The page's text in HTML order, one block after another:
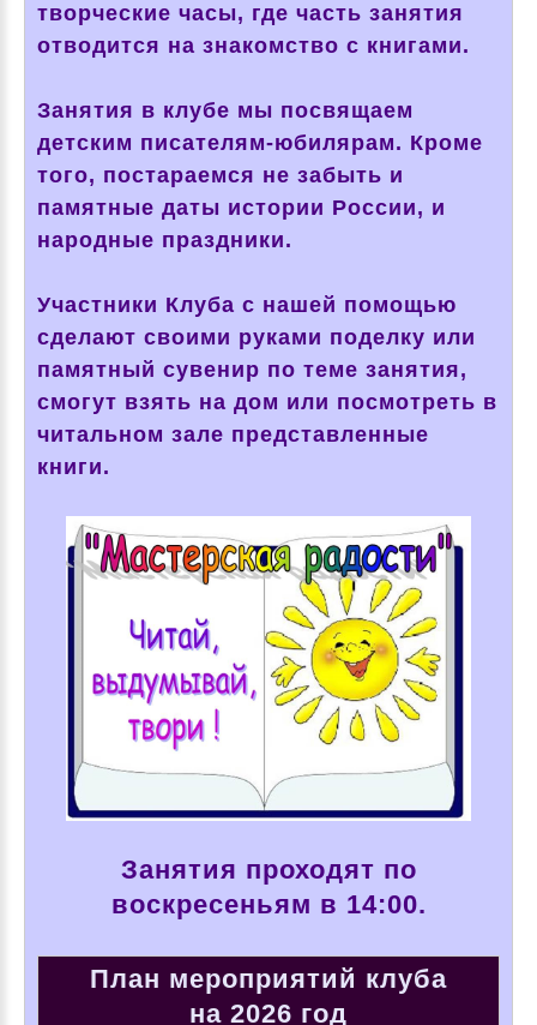
творческие часы, где часть занятия
отводится на знакомство с книгами.
Занятия в клубе мы посвящаем
детским писателям-юбилярам. Кроме
того, постараемся не забыть и
памятные даты истории России, и
народные праздники.
Участники Клуба с нашей помощью
сделают своими руками поделку или
памятный сувенир по теме занятия,
смогут взять на дом или посмотреть в
читальном зале представленные
книги.
Занятия проходят по
воскресеньям в 14:00.
План мероприятий клуба
на 2026 год